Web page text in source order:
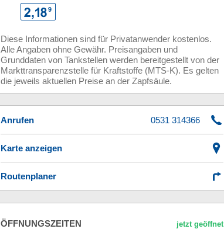
Diese Informationen sind für Privatanwender kostenlos.
Alle Angaben ohne Gewähr. Preisangaben und
Grunddaten von Tankstellen werden bereitgestellt von der
Markttransparenzstelle für Kraftstoffe (MTS-K). Es gelten
die jeweils aktuellen Preise an der Zapfsäule.
Anrufen
Karte anzeigen
Routenplaner
ÖFFNUNGSZEITEN